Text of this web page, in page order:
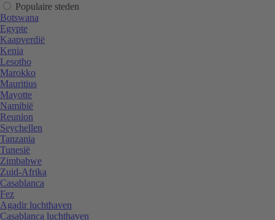
Populaire steden
Botswana
Egypte
Kaapverdië
Kenia
Lesotho
Marokko
Mauritius
Mayotte
Namibië
Reunion
Seychellen
Tanzania
Tunesië
Zimbabwe
Zuid-Afrika
Casablanca
Fez
Agadir luchthaven
Casablanca luchthaven